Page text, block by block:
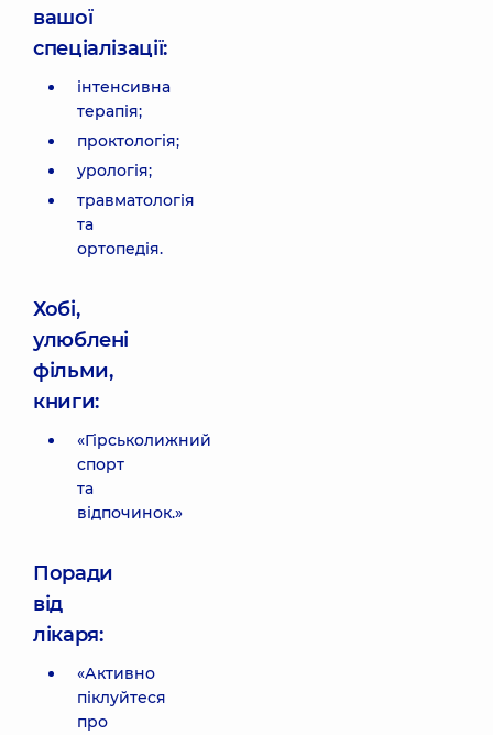
вашої
спеціалізації:
інтенсивна
терапія;
проктологія;
урологія;
травматологія
та
ортопедія.
Хобі,
улюблені
фільми,
книги:
«Гірськолижний
спорт
та
відпочинок.»
Поради
від
лікаря:
«Активно
піклуйтеся
про